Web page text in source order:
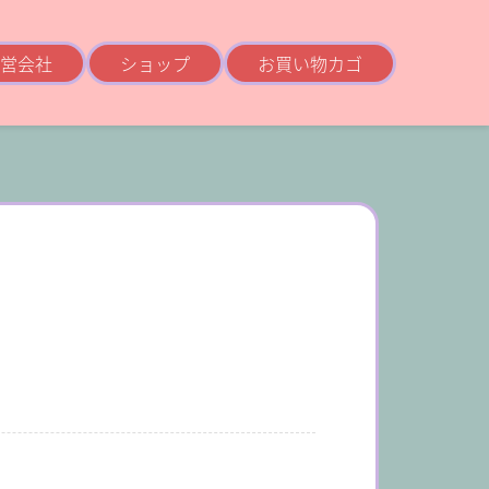
会社 ショップ お買い物カゴ